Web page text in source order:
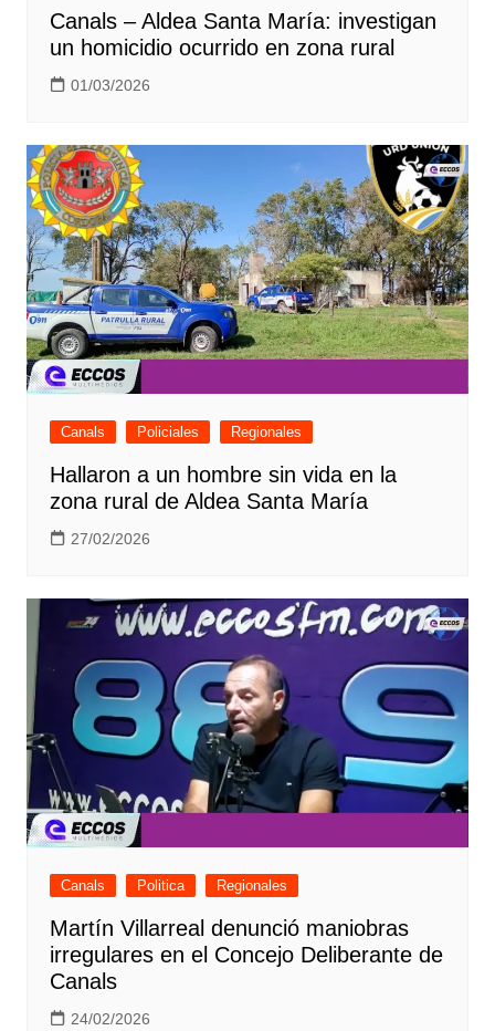
Canals – Aldea Santa María: investigan
un homicidio ocurrido en zona rural
01/03/2026
Canals Policiales Regionales
Hallaron a un hombre sin vida en la
zona rural de Aldea Santa María
27/02/2026
Canals Politica Regionales
Martín Villarreal denunció maniobras
irregulares en el Concejo Deliberante de
Canals
24/02/2026